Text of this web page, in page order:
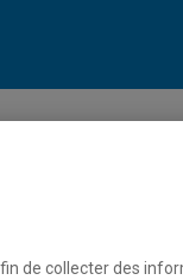
de collecter des